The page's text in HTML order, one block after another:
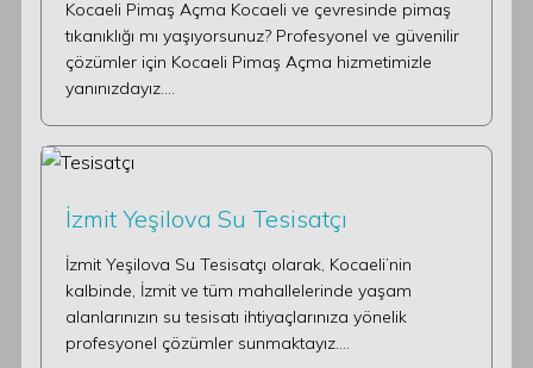
Kocaeli Pimaş Açma Kocaeli ve çevresinde pimaş
tıkanıklığı mı yaşıyorsunuz? Profesyonel ve güvenilir
çözümler için Kocaeli Pimaş Açma hizmetimizle
yanınızdayız.…
İzmit Yeşilova Su Tesisatçı
İzmit Yeşilova Su Tesisatçı olarak, Kocaeli’nin
kalbinde, İzmit ve tüm mahallelerinde yaşam
alanlarınızın su tesisatı ihtiyaçlarınıza yönelik
profesyonel çözümler sunmaktayız.…